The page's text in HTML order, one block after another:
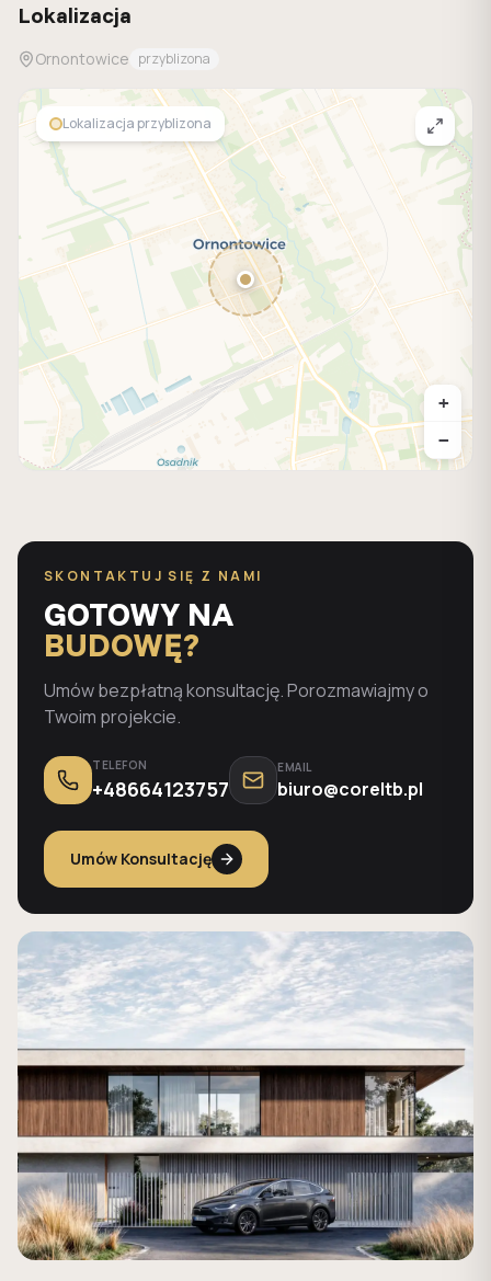
Lokalizacja
Ornontowice przyblizona
+
−
Lokalizacja przyblizona
SKONTAKTUJ SIĘ Z NAMI
GOTOWY NA
BUDOWĘ?
Umów bezpłatną konsultację. Porozmawiajmy o
Twoim projekcie.
TELEFON
+48664123757
EMAIL
biuro@coreltb.pl
Umów Konsultację